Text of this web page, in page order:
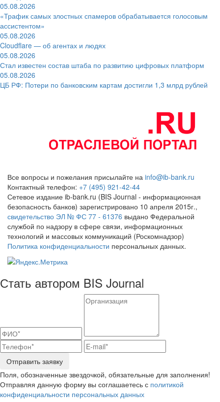
05.08.2026
«Трафик самых злостных спамеров обрабатывается голосовым
ассистентом»
05.08.2026
Cloudflare — об агентах и людях
05.08.2026
Стал известен состав штаба по развитию цифровых платформ
05.08.2026
ЦБ РФ: Потери по банковским картам достигли 1,3 млрд рублей
Все вопросы и пожелания присылайте на info@ib-bank.ru
Контактный телефон: +7 (495) 921-42-44
Сетевое издание ib-bank.ru (BIS Journal - информационная
безопасность банков) зарегистрировано 10 апреля 2015г.,
свидетельство ЭЛ № ФС 77 - 61376 выдано Федеральной
службой по надзору в сфере связи, информационных
технологий и массовых коммуникаций (Роскомнадзор)
Политика конфиденциальности персональных данных.
Стать автором BIS Journal
Отправить заявку
Поля, обозначенные звездочкой, обязательные для заполнения!
Отправляя данную форму вы соглашаетесь с политикой
конфиденциальности персональных данных